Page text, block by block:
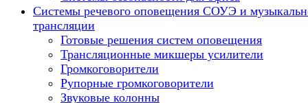
Системы речевого оповещения СОУЭ и
трансляции
Готовые решения систем оповещения
Трансляционные микшеры усилители
Громкоговорители
Рупорные громкоговорители
Звуковые колонны